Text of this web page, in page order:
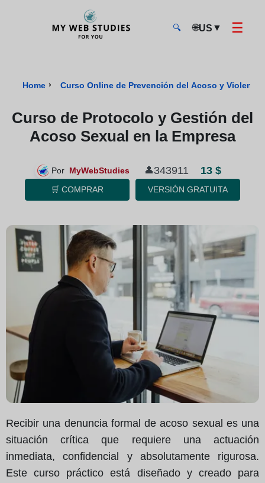
🔍 🌐US ▼ ☰
Home › Curso Online de Prevención del Acoso y Violencia
Curso de Protocolo y Gestión del
Acoso Sexual en la Empresa
Por MyWebStudies 👤343911 13 $
🛒 COMPRAR VERSIÓN GRATUITA
Recibir una denuncia formal de acoso sexual es una
situación crítica que requiere una actuación
inmediata, confidencial y absolutamente rigurosa.
Este curso práctico está diseñado y creado para